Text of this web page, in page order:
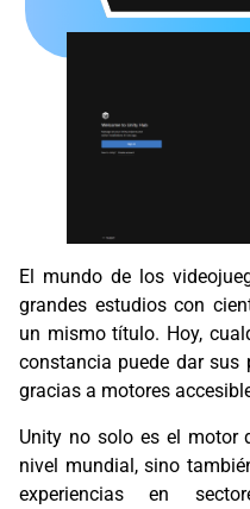
El mundo de los
grandes estudios con
un mismo título. Hoy,
constancia puede dar sus
gracias a motores
Unity no solo es el motor
nivel mundial, sino
experiencias en